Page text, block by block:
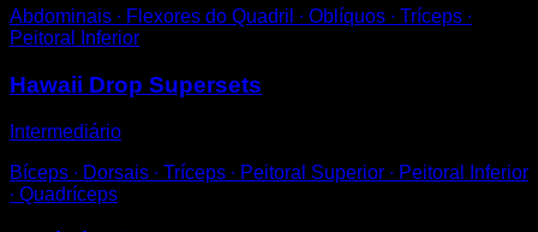
Abdominais ∙ Flexores do Quadril ∙ Oblíquos ∙ Tríceps ∙
Peitoral Inferior
Hawaii Drop Supersets
Intermediário
Bíceps ∙ Dorsais ∙ Tríceps ∙ Peitoral Superior ∙ Peitoral Inferior
∙ Quadríceps